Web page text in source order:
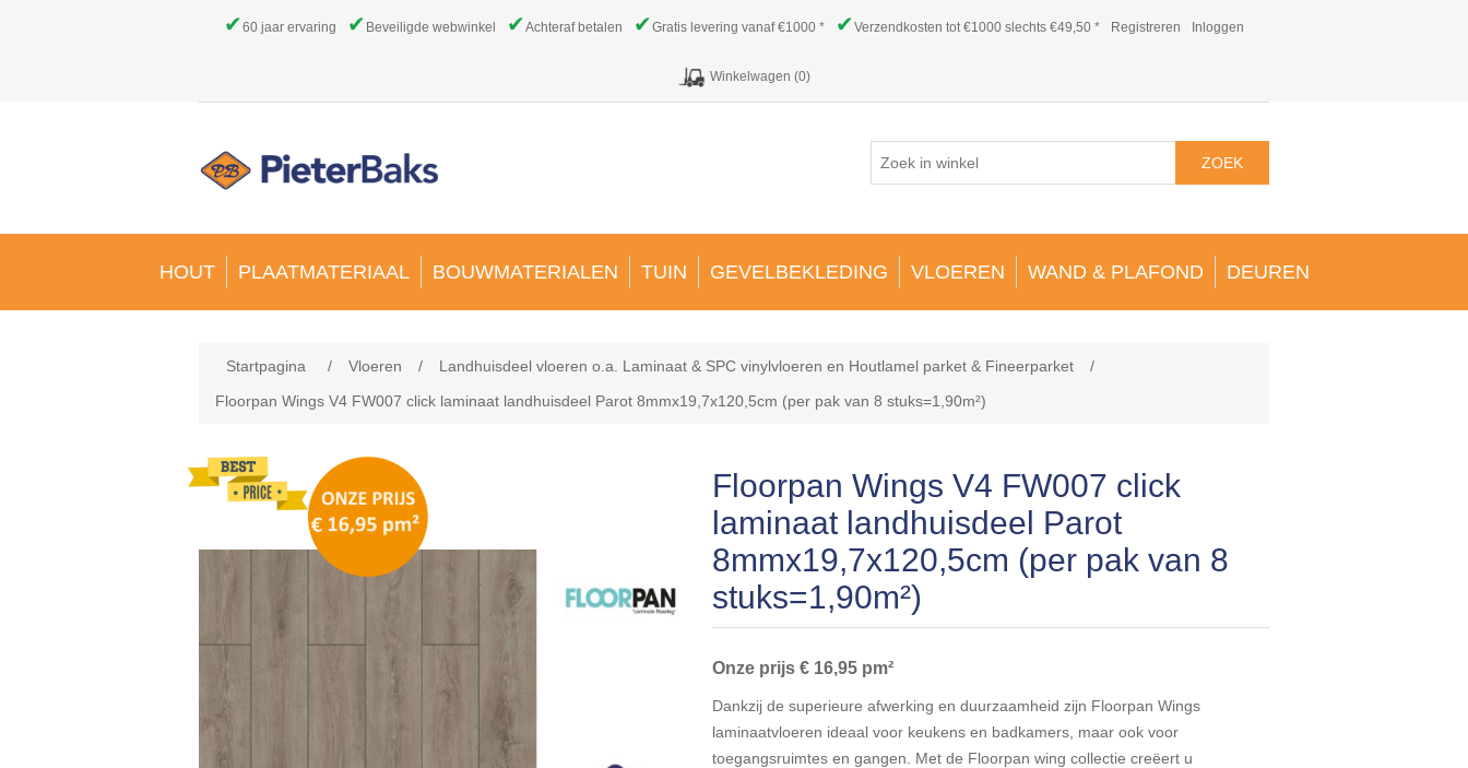
✔60 jaar ervaring ✔ Beveiligde webwinkel ✔Achteraf betalen ✔Gratis levering vanaf €1000 * ✔Verzendkosten tot €1000 slechts €49,50 * Registreren Inloggen
Winkelwagen (0)
ZOEK
HOUT PLAATMATERIAAL BOUWMATERIALEN TUIN GEVELBEKLEDING VLOEREN WAND & PLAFOND DEUREN
Startpagina / Vloeren / Landhuisdeel vloeren o.a. Laminaat & SPC vinylvloeren en Houtlamel parket & Fineerparket
/
Floorpan Wings V4 FW007 click laminaat landhuisdeel Parot 8mmx19,7x120,5cm (per pak van 8 stuks=1,90m²)
Floorpan Wings V4 FW007 click
laminaat landhuisdeel Parot
8mmx19,7x120,5cm (per pak van 8
stuks=1,90m²)
Onze prijs€ 16,95 pm²
Dankzij de superieure afwerking en duurzaamheid zijn Floorpan Wings
laminaatvloeren ideaal voor keukens en badkamers, maar ook voor
toegangsruimtes en gangen. Met de Floorpan wing collectie creëert u